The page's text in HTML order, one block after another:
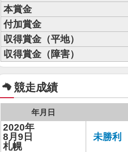
本賞金
付加賞金
収得賞金（平地）
収得賞金（障害）
競走成績
年月日
2020年
8月9日
札幌
未勝利